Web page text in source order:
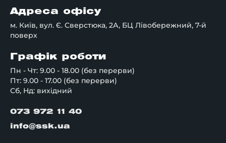
Адреса офісу
м. Київ, вул. Є. Сверстюка, 2А, БЦ Лівобережний, 7-й
поверх
Графік роботи
Пн - Чт: 9.00 - 18.00 (без перерви)
Пт: 9.00 - 17.00 (без перерви)
Сб, Нд: вихідний
073 972 11 40
info@ssk.ua